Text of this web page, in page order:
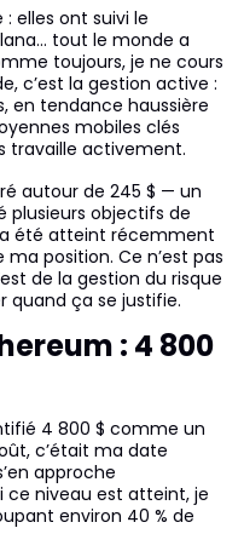
elles ont suivi le
tout le monde a
toujours, je ne cours
c’est la gestion active :
en tendance haussière
mobiles clés
travaille activement.
autour de 245 $ — un
plusieurs objectifs de
été atteint récemment
ma position. Ce n’est pas
de la gestion du risque
quand ça se justifie.
: 4 800
4 800 $ comme un
c’était ma date
approche
ce niveau est atteint, je
environ 40 % de